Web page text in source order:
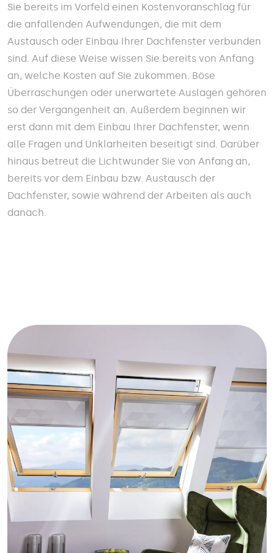
Sie bereits im Vorfeld einen Kostenvoranschlag für
die anfallenden Aufwendungen, die mit dem
Austausch oder Einbau Ihrer Dachfenster verbunden
sind. Auf diese Weise wissen Sie bereits von Anfang
an, welche Kosten auf Sie zukommen. Böse
Überraschungen oder unerwartete Auslagen gehören
so der Vergangenheit an. Außerdem beginnen wir
erst dann mit dem Einbau Ihrer Dachfenster, wenn
alle Fragen und Unklarheiten beseitigt sind. Darüber
hinaus betreut die Lichtwunder Sie von Anfang an,
bereits vor dem Einbau bzw. Austausch der
Dachfenster, sowie während der Arbeiten als auch
danach.